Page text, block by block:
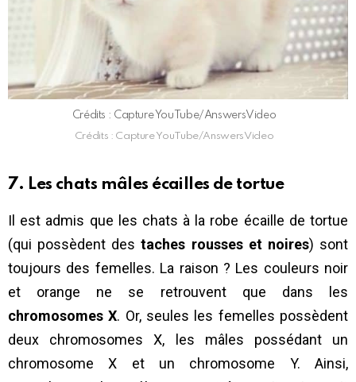
Crédits : Capture YouTube/AnswersVideo
Crédits : Capture YouTube/AnswersVideo
7. Les chats mâles écailles de tortue
Il est admis que les chats à la robe écaille de tortue
(qui possèdent des taches rousses et noires) sont
toujours des femelles. La raison ? Les couleurs noir
et orange ne se retrouvent que dans les
chromosomes X. Or, seules les femelles possèdent
deux chromosomes X, les mâles possédant un
chromosome X et un chromosome Y. Ainsi,